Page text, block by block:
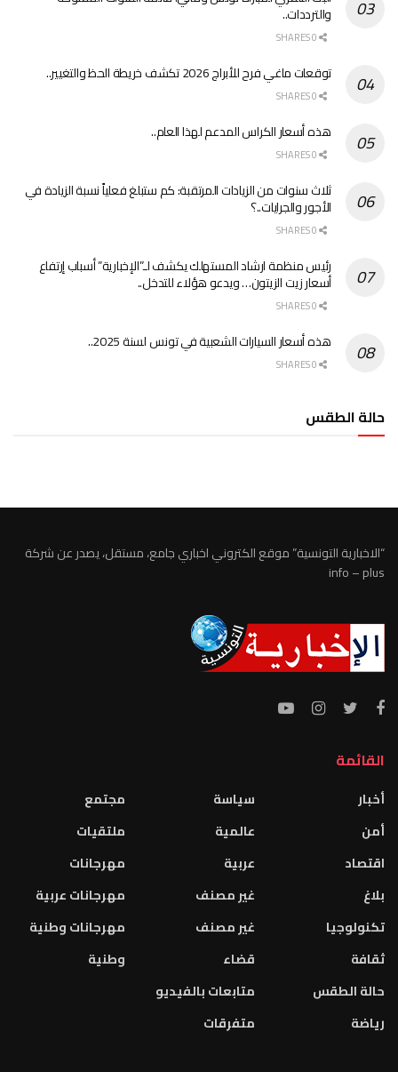
والترددات..
توقعات ماغي فرح للأبراج 2026 تكشف خريطة الحظ والتغيير..
هذه أسعار الكراس المدعم لهذا العام..
ثلاث سنوات من الزيادات المرتقبة: كم ستبلغ فعلياً نسبة الزيادة في
الأجور والجرايات..؟
رئيس منظمة ارشاد المستهلك يكشف لـ”الإخبارية” أسباب إرتفاع
أسعار زيت الزيتون… ويدعو هؤلاء للتدخل..
هذه أسعار السيارات الشعبية في تونس لسنة 2025..
حالة الطقس
“الاخبارية التونسية” موقع الكتروني اخباري جامع، مستقل، يصدر عن شركة
info – plus
القائمة
أخبار
أمن
اقتصاد
بلاغ
تكنولوجيا
ثقافة
حالة الطقس
رياضة
سياسة
عالمية
عربية
غير مصنف
غير مصنف
قضاء
متابعات بالفيديو
متفرقات
مجتمع
ملتقيات
مهرجانات
مهرجانات عربية
مهرجانات وطنية
وطنية